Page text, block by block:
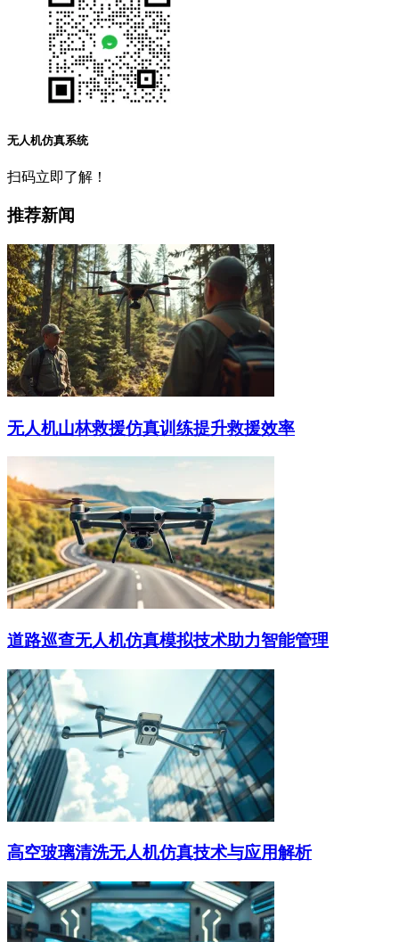
无人机仿真系统
扫码立即了解！
推荐新闻
无人机山林救援仿真训练提升救援效率
道路巡查无人机仿真模拟技术助力智能管理
高空玻璃清洗无人机仿真技术与应用解析